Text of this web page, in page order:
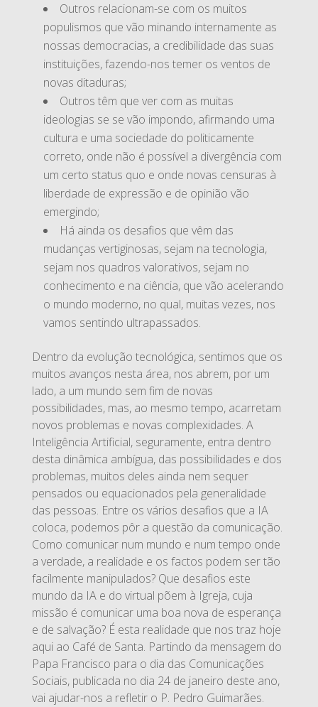
Outros relacionam-se com os muitos
populismos que vão minando internamente as
nossas democracias, a credibilidade das suas
instituições, fazendo-nos temer os ventos de
novas ditaduras;
Outros têm que ver com as muitas
ideologias se se vão impondo, afirmando uma
cultura e uma sociedade do politicamente
correto, onde não é possível a divergência com
um certo status quo e onde novas censuras à
liberdade de expressão e de opinião vão
emergindo;
Há ainda os desafios que vêm das
mudanças vertiginosas, sejam na tecnologia,
sejam nos quadros valorativos, sejam no
conhecimento e na ciência, que vão acelerando
o mundo moderno, no qual, muitas vezes, nos
vamos sentindo ultrapassados.
Dentro da evolução tecnológica, sentimos que os
muitos avanços nesta área, nos abrem, por um
lado, a um mundo sem fim de novas
possibilidades, mas, ao mesmo tempo, acarretam
novos problemas e novas complexidades. A
Inteligência Artificial, seguramente, entra dentro
desta dinâmica ambígua, das possibilidades e dos
problemas, muitos deles ainda nem sequer
pensados ou equacionados pela generalidade
das pessoas. Entre os vários desafios que a IA
coloca, podemos pôr a questão da comunicação.
Como comunicar num mundo e num tempo onde
a verdade, a realidade e os factos podem ser tão
facilmente manipulados? Que desafios este
mundo da IA e do virtual põem à Igreja, cuja
missão é comunicar uma boa nova de esperança
e de salvação? É esta realidade que nos traz hoje
aqui ao Café de Santa. Partindo da mensagem do
Papa Francisco para o dia das Comunicações
Sociais, publicada no dia 24 de janeiro deste ano,
vai ajudar-nos a refletir o P. Pedro Guimarães.